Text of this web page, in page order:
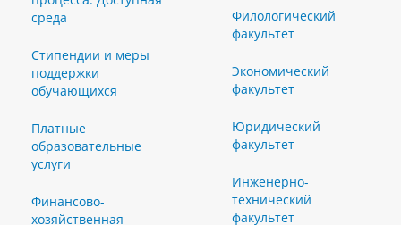
среда
Стипендии и меры
поддержки
обучающихся
Платные
образовательные
услуги
Финансово-
хозяйственная
Филологический
факультет
Экономический
факультет
Юридический
факультет
Инженерно-
технический
факультет